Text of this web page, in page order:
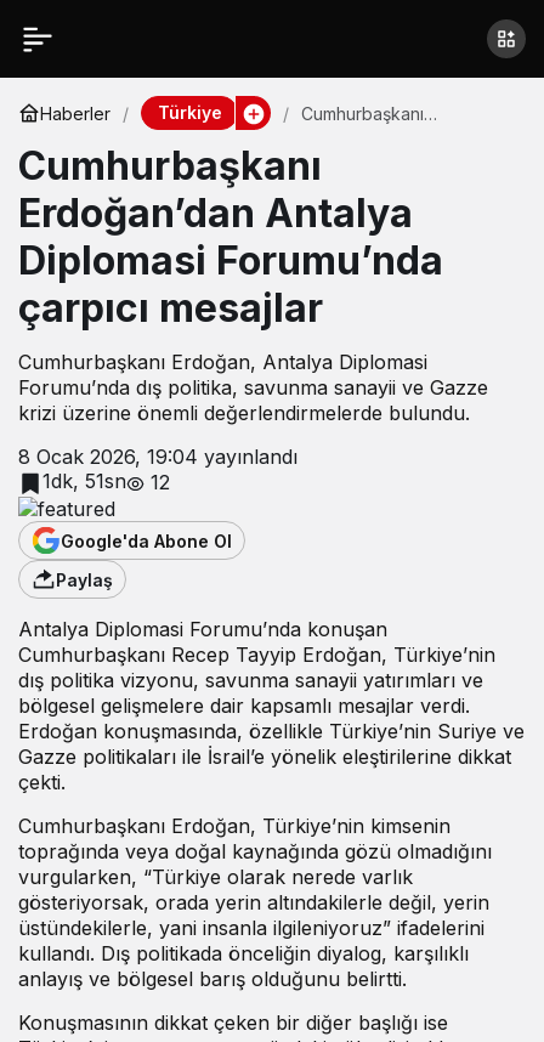
Haberler Türkiye
Cumhurbaşkanı
Diplomasi Forumu’nda
çarpıcı mesajlar
Cumhurbaşkanı
Erdoğan’dan Antalya
Diplomasi Forumu’nda
çarpıcı mesajlar
Cumhurbaşkanı Erdoğan, Antalya Diplomasi
Forumu’nda dış politika, savunma sanayii ve Gazze
krizi üzerine önemli değerlendirmelerde bulundu.
8 Ocak 2026, 19:04 yayınlandı
1dk, 51sn
12
Google'da Abone Ol
Paylaş
Antalya Diplomasi Forumu’nda konuşan
Cumhurbaşkanı Recep Tayyip Erdoğan, Türkiye’nin
dış politika vizyonu, savunma sanayii yatırımları ve
bölgesel gelişmelere dair kapsamlı mesajlar verdi.
Erdoğan konuşmasında, özellikle Türkiye’nin Suriye ve
Gazze politikaları ile İsrail’e yönelik eleştirilerine dikkat
çekti.
Cumhurbaşkanı Erdoğan, Türkiye’nin kimsenin
toprağında veya doğal kaynağında gözü olmadığını
vurgularken, “Türkiye olarak nerede varlık
gösteriyorsak, orada yerin altındakilerle değil, yerin
üstündekilerle, yani insanla ilgileniyoruz” ifadelerini
kullandı. Dış politikada önceliğin diyalog, karşılıklı
anlayış ve bölgesel barış olduğunu belirtti.
Konuşmasının dikkat çeken bir diğer başlığı ise